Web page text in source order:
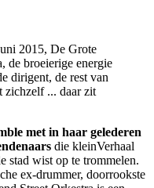
2015, De Grote
de broeierige energie
dirigent, de rest van
zichzelf ... daar zit
met in haar gelederen
die kleinVerhaal
stad wist op te trommelen.
ex-drummer, doorrookste